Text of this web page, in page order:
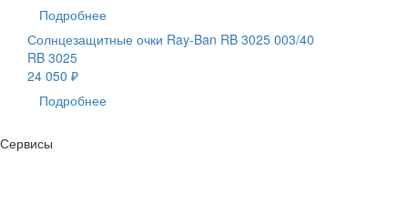
Подробнее
Солнцезащитные очки Ray-Ban RB 3025 003/40
RB 3025
24 050 ₽
Подробнее
Сервисы